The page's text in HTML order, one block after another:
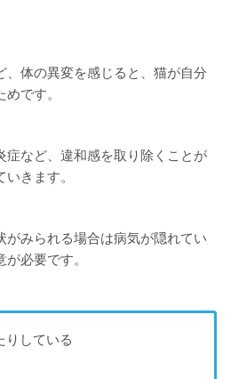
、体の異変を感じると、猫が自分
です。
症など、違和感を取り除くことが
きます。
がみられる場合は病気が隠れてい
必要です。
りしている